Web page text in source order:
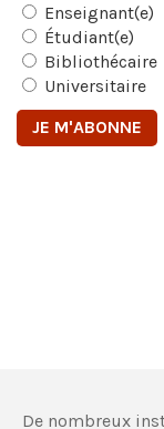
Enseignant(e)
Étudiant(e)
Bibliothécaire
Universitaire
De nombreux